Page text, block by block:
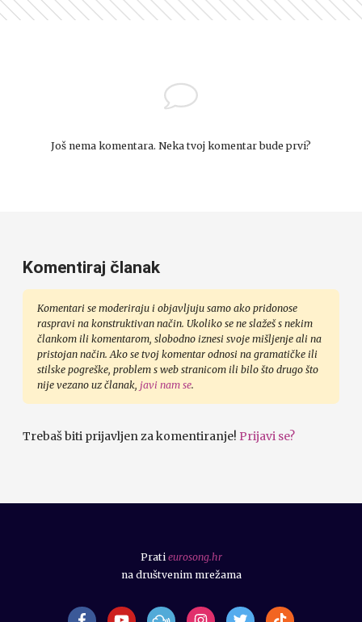
Još nema komentara. Neka tvoj komentar bude prvi?
Komentiraj članak
Komentari se moderiraju i objavljuju samo ako pridonose
raspravi na konstruktivan način. Ukoliko se ne slažeš s nekim
člankom ili komentarom, slobodno iznesi svoje mišljenje ali na
pristojan način. Ako se tvoj komentar odnosi na gramatičke ili
stilske pogreške, problem s web stranicom ili bilo što drugo što
nije vezano uz članak, javi nam se.
Trebaš biti prijavljen za komentiranje! Prijavi se?
Prati eurosong.hr
na društvenim mrežama